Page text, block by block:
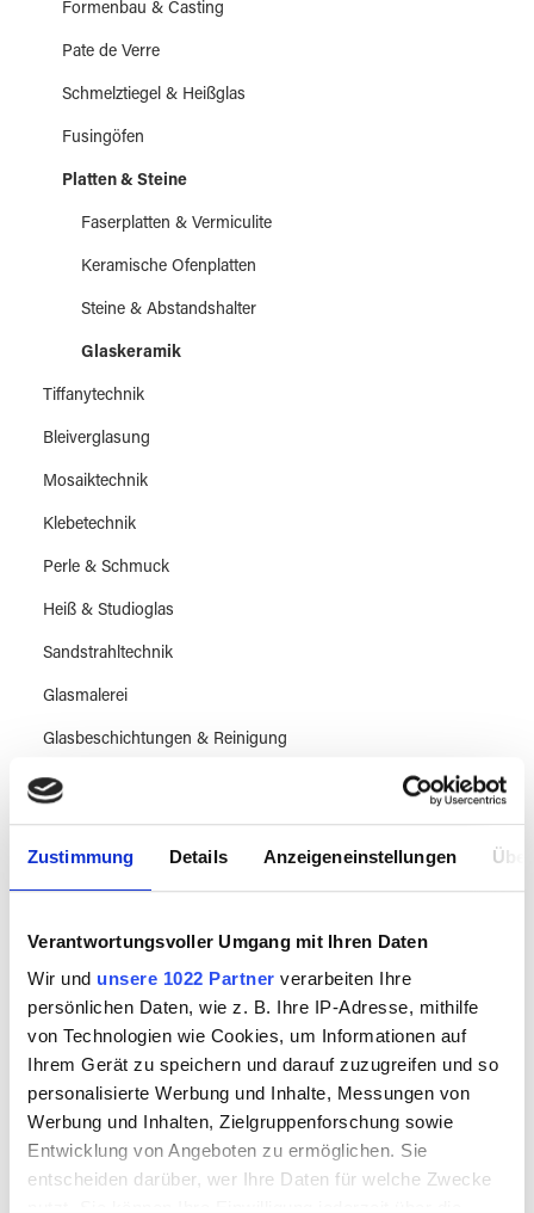
Zustimmung Details Anzeigeneinstellungen
Verantwortungsvoller Umgang mit Ihren Daten
Wir und unsere 1022 Partner verarbeiten Ihre
persönlichen Daten, wie z. B. Ihre IP-Adresse, mithilfe
von Technologien wie Cookies, um Informationen auf
Ihrem Gerät zu speichern und darauf zuzugreifen und so
personalisierte Werbung und Inhalte, Messungen von
Werbung und Inhalten, Zielgruppenforschung sowie
Entwicklung von Angeboten zu ermöglichen. Sie
entscheiden darüber, wer Ihre Daten für welche Zwecke
Formenbau & Casting
Pate de Verre
Schmelztiegel & Heißglas
Fusingöfen
Platten & Steine
Faserplatten & Vermiculite
Keramische Ofenplatten
Steine & Abstandshalter
Glaskeramik
Tiffanytechnik
Bleiverglasung
Mosaiktechnik
Klebetechnik
Perle & Schmuck
Heiß & Studioglas
Sandstrahltechnik
Glasmalerei
Glasbeschichtungen & Reinigung
Displays & Montage
Hygiene & Sicherheit
Metal Oxidation
Leerflaschen & Verpackung
Sale
Workshops & Know How
Besuch vereinbaren